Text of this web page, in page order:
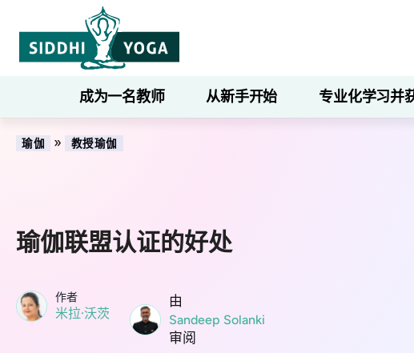
成为一名教师 从新手开始 专业化学习并
瑜伽 » 教授瑜伽
瑜伽联盟认证的好处
作者
米拉·沃茨
由
Sandeep Solanki
审阅